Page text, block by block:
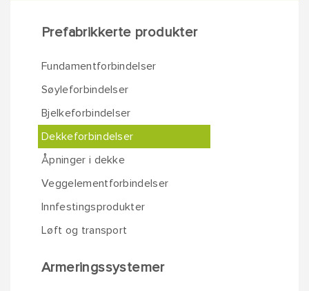
Prefabrikkerte produkter
Fundamentforbindelser
Søyleforbindelser
Bjelkeforbindelser
Dekkeforbindelser
Åpninger i dekke
Veggelementforbindelser
Innfestingsprodukter
Løft og transport
Armeringssystemer